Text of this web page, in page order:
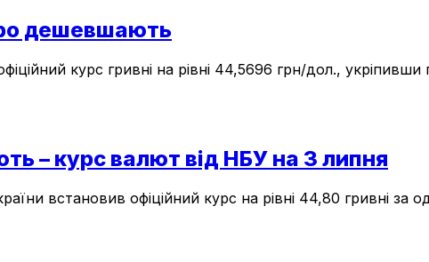
дешевшають
курс гривні на рівні 44,5696 грн/дол.,
– курс валют від НБУ на 3 липня
встановив офіційний курс на рівні 44,80 гривні за